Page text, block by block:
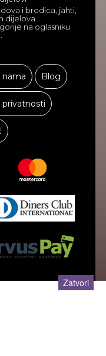
Zatvori
i brodica, jahti,
dijelova
na oglasniku
nama Blog
privatnosti